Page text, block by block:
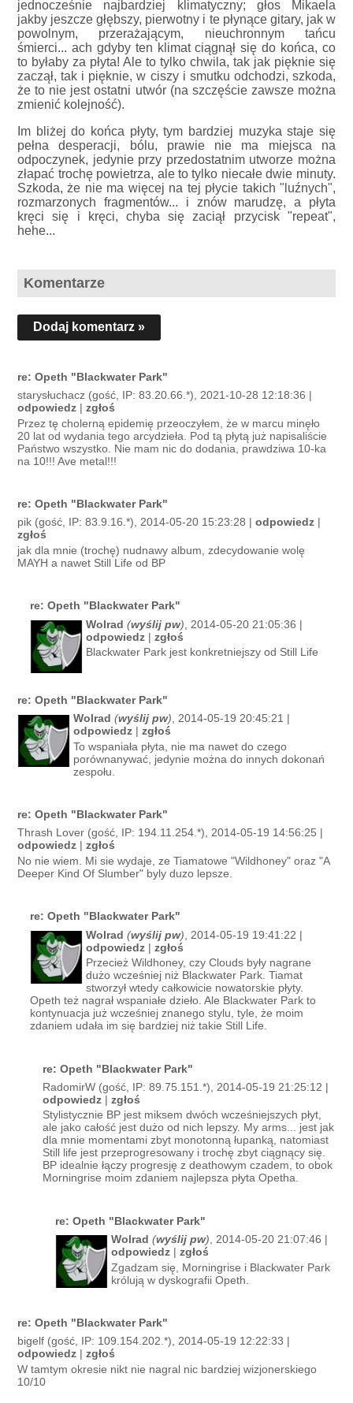
jednocześnie najbardziej klimatyczny; głos Mikaela
jakby jeszcze głębszy, pierwotny i te płynące gitary, jak w
powolnym, przerażającym, nieuchronnym tańcu
śmierci... ach gdyby ten klimat ciągnął się do końca, co
to byłaby za płyta! Ale to tylko chwila, tak jak pięknie się
zaczął, tak i pięknie, w ciszy i smutku odchodzi, szkoda,
że to nie jest ostatni utwór (na szczęście zawsze można
zmienić kolejność).
Im bliżej do końca płyty, tym bardziej muzyka staje się
pełna desperacji, bólu, prawie nie ma miejsca na
odpoczynek, jedynie przy przedostatnim utworze można
złapać trochę powietrza, ale to tylko niecałe dwie minuty.
Szkoda, że nie ma więcej na tej płycie takich "luźnych",
rozmarzonych fragmentów... i znów marudzę, a płyta
kręci się i kręci, chyba się zaciął przycisk "repeat",
hehe...
Komentarze
Dodaj komentarz »
re: Opeth "Blackwater Park"
starysłuchacz (gość, IP: 83.20.66.*), 2021-10-28 12:18:36 |
odpowiedz |zgłoś
Przez tę cholerną epidemię przeoczyłem, że w marcu minęło
20 lat od wydania tego arcydzieła. Pod tą płytą już napisaliście
Państwo wszystko. Nie mam nic do dodania, prawdziwa 10-ka
na 10!!! Ave metal!!!
re: Opeth "Blackwater Park"
pik (gość, IP: 83.9.16.*), 2014-05-20 15:23:28 |odpowiedz |
zgłoś
jak dla mnie (trochę) nudnawy album, zdecydowanie wolę
MAYH a nawet Still Life od BP
re: Opeth "Blackwater Park"
Wolrad (wyślij pw) , 2014-05-20 21:05:36 |
odpowiedz| zgłoś
Blackwater Park jest konkretniejszy od Still Life
re: Opeth "Blackwater Park"
Wolrad (wyślij pw), 2014-05-19 20:45:21 |
odpowiedz| zgłoś
To wspaniała płyta, nie ma nawet do czego
porównanywać, jedynie można do innych dokonań
zespołu.
re: Opeth "Blackwater Park"
Thrash Lover (gość, IP: 194.11.254.*), 2014-05-19 14:56:25 |
odpowiedz |zgłoś
No nie wiem. Mi sie wydaje, ze Tiamatowe "Wildhoney" oraz "A
Deeper Kind Of Slumber" byly duzo lepsze.
re: Opeth "Blackwater Park"
Wolrad (wyślij pw) , 2014-05-19 19:41:22 |
odpowiedz| zgłoś
Przecież Wildhoney, czy Clouds były nagrane
dużo wcześniej niż Blackwater Park. Tiamat
stworzył wtedy całkowicie nowatorskie płyty.
Opeth też nagrał wspaniałe dzieło. Ale Blackwater Park to
kontynuacja już wcześniej znanego stylu, tyle, że moim
zdaniem udała im się bardziej niż takie Still Life.
re: Opeth "Blackwater Park"
RadomirW (gość, IP: 89.75.151.*), 2014-05-19 21:25:12 |
odpowiedz |zgłoś
Stylistycznie BP jest miksem dwóch wcześniejszych płyt,
ale jako całość jest dużo od nich lepszy. My arms... jest jak
dla mnie momentami zbyt monotonną łupanką, natomiast
Still life jest przeprogresowany i trochę zbyt ciągnący się.
BP idealnie łączy progresję z deathowym czadem, to obok
Morningrise moim zdaniem najlepsza płyta Opetha.
re: Opeth "Blackwater Park"
Wolrad (wyślij pw) , 2014-05-20 21:07:46 |
odpowiedz| zgłoś
Zgadzam się, Morningrise i Blackwater Park
królują w dyskografii Opeth.
re: Opeth "Blackwater Park"
bigelf (gość, IP: 109.154.202.*), 2014-05-19 12:22:33 |
odpowiedz |zgłoś
W tamtym okresie nikt nie nagral nic bardziej wizjonerskiego
10/10